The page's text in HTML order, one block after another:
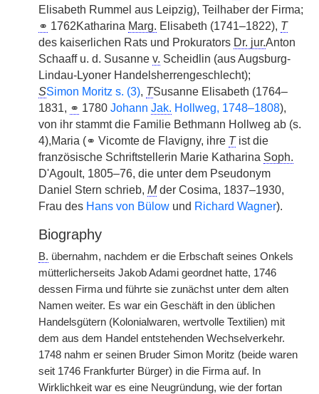
Elisabeth Rummel aus Leipzig), Teilhaber der Firma;
⚭ 1762Katharina Marg. Elisabeth (1741–1822), T
des kaiserlichen Rats und Prokurators Dr. jur.Anton
Schaaff u. d. Susanne v. Scheidlin (aus Augsburg-
Lindau-Lyoner Handelsherrengeschlecht);
SSimon Moritz s. (3), TSusanne Elisabeth (1764–
1831, ⚭ 1780 Johann Jak. Hollweg, 1748–1808),
von ihr stammt die Familie Bethmann Hollweg ab (s.
4),Maria (⚭ Vicomte de Flavigny, ihre Tist die
französische Schriftstellerin Marie Katharina Soph.
D'Agoult, 1805–76, die unter dem Pseudonym
Daniel Stern schrieb, Mder Cosima, 1837–1930,
Frau des Hans von Bülow und Richard Wagner).
Biography
B. übernahm, nachdem er die Erbschaft seines Onkels
mütterlicherseits Jakob Adami geordnet hatte, 1746
dessen Firma und führte sie zunächst unter dem alten
Namen weiter. Es war ein Geschäft in den üblichen
Handelsgütern (Kolonialwaren, wertvolle Textilien) mit
dem aus dem Handel entstehenden Wechselverkehr.
1748 nahm er seinen Bruder Simon Moritz (beide waren
seit 1746 Frankfurter Bürger) in die Firma auf. In
Wirklichkeit war es eine Neugründung, wie der fortan